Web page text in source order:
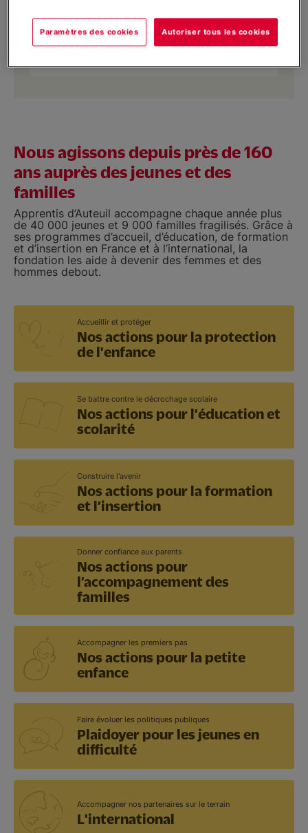
Nous agissons depuis près de 160
ans auprès des jeunes et des
familles
Apprentis d’Auteuil accompagne chaque année plus
de 40 000 jeunes et 9 000 familles fragilisés. Grâce à
ses programmes d’accueil, d’éducation, de formation
et d’insertion en France et à l’international, la
fondation les aide à devenir des femmes et des
hommes debout.
Accueillir et protéger
Nos actions pour la protection
de l'enfance
Se battre contre le décrochage scolaire
Nos actions pour l'éducation et
scolarité
Construire l'avenir
Nos actions pour la formation
et l’insertion
Donner confiance aux parents
Nos actions pour
l’accompagnement des
familles
Accompagner les premiers pas
Nos actions pour la petite
enfance
Faire évoluer les politiques publiques
Plaidoyer pour les jeunes en
difficulté
Accompagner nos partenaires sur le terrain
L'international
Paramètres des cookies Autoriser tous les cookies